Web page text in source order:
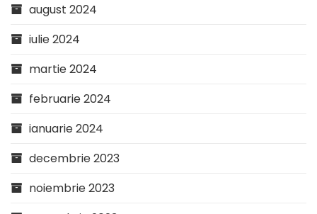
august 2024
iulie 2024
martie 2024
februarie 2024
ianuarie 2024
decembrie 2023
noiembrie 2023